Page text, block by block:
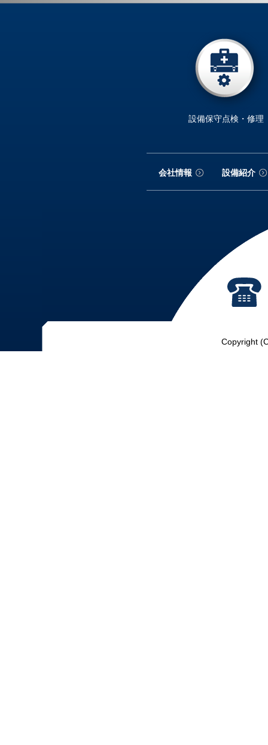
設備保守点検・修理
会社情報 設備紹介
Copyright